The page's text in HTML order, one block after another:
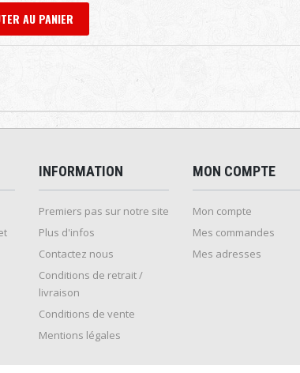
AU PANIER
INFORMATION
Premiers pas sur notre site
Plus d'infos
Contactez nous
Conditions de retrait /
livraison
Conditions de vente
Mentions légales
MON COMPTE
Mon compte
Mes commandes
Mes adresses